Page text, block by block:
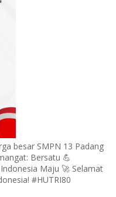
besar SMPN 13 Padang
Bersatu 💪
Maju 🚀 Selamat
#HUTRI80